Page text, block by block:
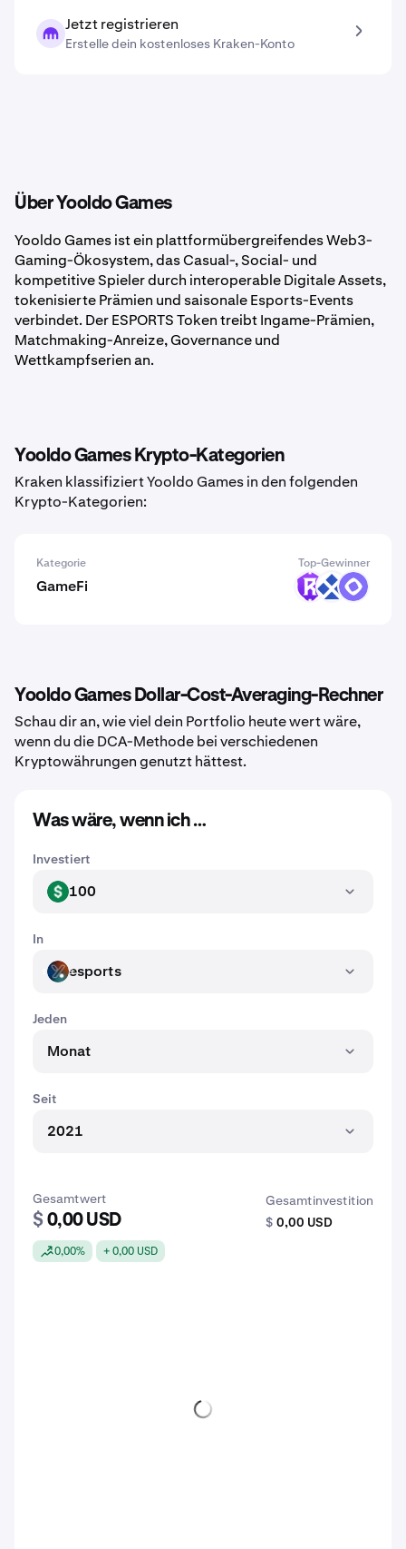
Jetzt registrieren
Erstelle dein kostenloses Kraken-Konto
Über Yooldo Games
Yooldo Games ist ein plattformübergreifendes Web3-
Gaming-Ökosystem, das Casual-, Social- und
kompetitive Spieler durch interoperable Digitale Assets,
tokenisierte Prämien und saisonale Esports-Events
verbindet. Der ESPORTS Token treibt Ingame-Prämien,
Matchmaking-Anreize, Governance und
Wettkampfserien an.
Yooldo Games Krypto-Kategorien
Kraken klassifiziert Yooldo Games in den folgenden
Krypto-Kategorien:
Kategorie Top-Gewinner
GameFi RST RDT MON
Yooldo Games Dollar-Cost-Averaging-Rechner
Schau dir an, wie viel dein Portfolio heute wert wäre,
wenn du die DCA-Methode bei verschiedenen
Kryptowährungen genutzt hättest.
Was wäre, wenn ich …
Investiert
USD 100
In
ESPORTSesports
Jeden
Monat
Seit
2021
Gesamtwert
$ 0,00 USD
0,00% + 0,00 USD
Gesamtinvestition
$ 0,00 USD